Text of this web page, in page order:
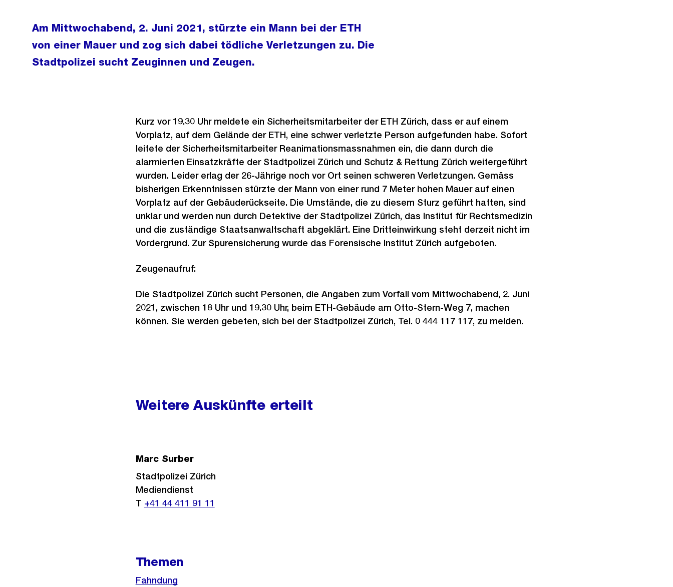
Am Mittwochabend, 2. Juni 2021, stürzte ein Mann bei der ETH
von einer Mauer und zog sich dabei tödliche Verletzungen zu. Die
Stadtpolizei sucht Zeuginnen und Zeugen.
Kurz vor 19.30 Uhr meldete ein Sicherheitsmitarbeiter der ETH Zürich, dass er auf einem
Vorplatz, auf dem Gelände der ETH, eine schwer verletzte Person aufgefunden habe. Sofort
leitete der Sicherheitsmitarbeiter Reanimationsmassnahmen ein, die dann durch die
alarmierten Einsatzkräfte der Stadtpolizei Zürich und Schutz & Rettung Zürich weitergeführt
wurden. Leider erlag der 26-Jährige noch vor Ort seinen schweren Verletzungen. Gemäss
bisherigen Erkenntnissen stürzte der Mann von einer rund 7 Meter hohen Mauer auf einen
Vorplatz auf der Gebäuderückseite. Die Umstände, die zu diesem Sturz geführt hatten, sind
unklar und werden nun durch Detektive der Stadtpolizei Zürich, das Institut für Rechtsmedizin
und die zuständige Staatsanwaltschaft abgeklärt. Eine Dritteinwirkung steht derzeit nicht im
Vordergrund. Zur Spurensicherung wurde das Forensische Institut Zürich aufgeboten.
Zeugenaufruf:
Die Stadtpolizei Zürich sucht Personen, die Angaben zum Vorfall vom Mittwochabend, 2. Juni
2021, zwischen 18 Uhr und 19.30 Uhr, beim ETH-Gebäude am Otto-Stern-Weg 7, machen
können. Sie werden gebeten, sich bei der Stadtpolizei Zürich, Tel. 0 444 117 117, zu melden.
Weitere Auskünfte erteilt
Marc Surber
Stadtpolizei Zürich
Mediendienst
T +41 44 411 91 11
Themen
Fahndung